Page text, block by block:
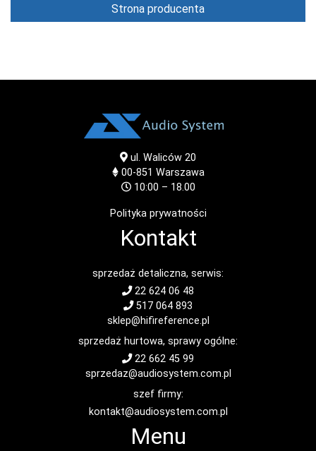
Strona producenta
ul. Waliców 20
00-851 Warszawa
10:00 – 18.00
Polityka prywatności
Kontakt
sprzedaż detaliczna, serwis:
22 624 06 48
517 064 893
sklep@hifireference.pl
sprzedaż hurtowa, sprawy ogólne:
22 662 45 99
sprzedaz@audiosystem.com.pl
szef firmy:
kontakt@audiosystem.com.pl
Menu